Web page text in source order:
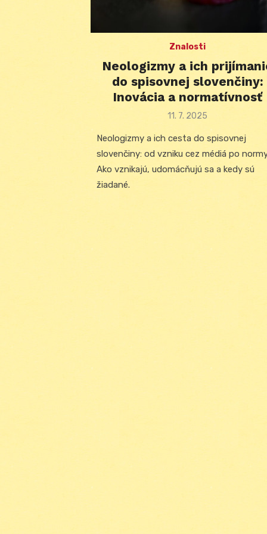
Znalosti
Neologizmy a ich
do spisovnej slovenčiny:
Inovácia a normatívnosť
Posted
11. 7. 2025
Neologizmy a ich cesta do spisovnej
slovenčiny: od vzniku cez médiá po
Ako vznikajú, udomácňujú sa a kedy sú
žiadané.